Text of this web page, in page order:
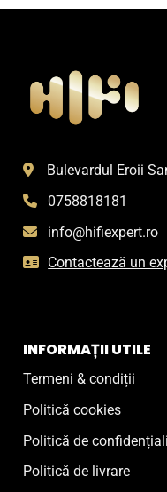
Bulevardul Eroii
0758818181
info@hifiexpert.ro
Contactează un
INFORMAȚII UTILE
Termeni & condiții
Politică cookies
Politică de
Politică de livrare